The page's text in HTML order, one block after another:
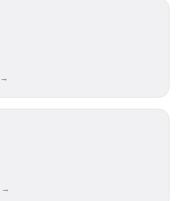
→
→